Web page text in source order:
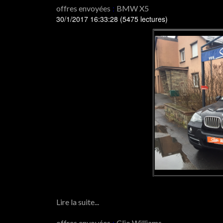
offres envoyées : BMW X5
30/1/2017 16:33:28 (5475 lectures)
Lire la suite...